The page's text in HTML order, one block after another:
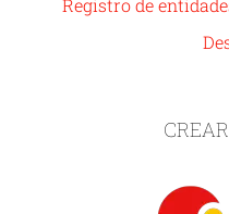
Registro de